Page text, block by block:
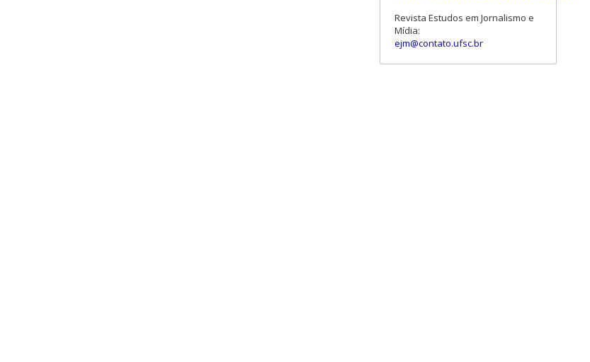
Revista Estudos em Jornalismo e
Mídia:
ejm@contato.ufsc.br